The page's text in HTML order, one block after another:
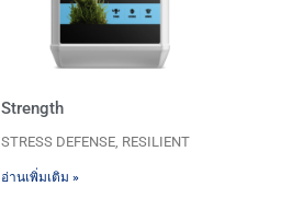
Strength
STRESS DEFENSE, RESILIENT
อ่านเพิ่มเติม »